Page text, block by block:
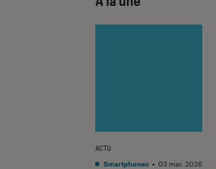
ACTU
Smartphones • 03 mar. 2026